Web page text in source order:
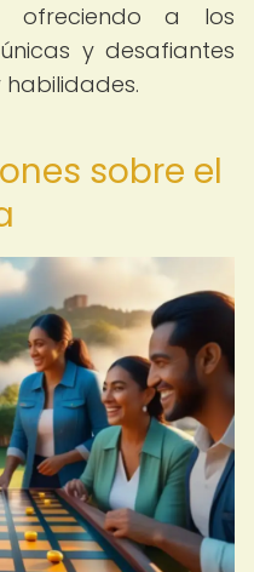
ofreciendo a los
y desafiantes
habilidades.
sobre el